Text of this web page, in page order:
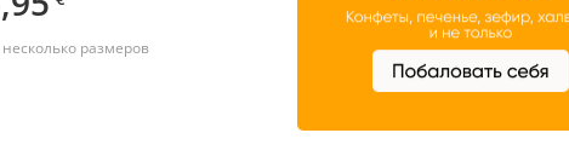
размеров